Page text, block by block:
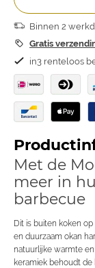
Binnen 2
Gratis
in3 renteloos
Met de
meer in
barbecue
Dit is buiten koken
en duurzaam okan
natuurlijke warmte
keramiek behoudt